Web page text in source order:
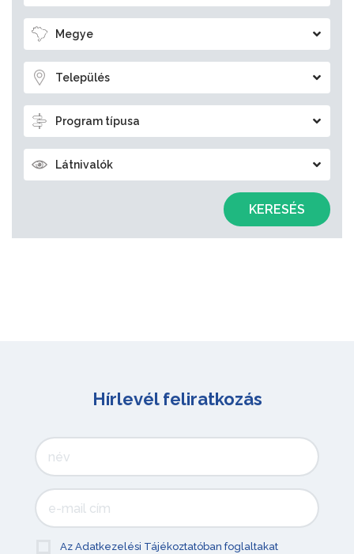
Megye
Település
Program típusa
Látnivalók
KERESÉS
Hírlevél feliratkozás
Az Adatkezelési Tájékoztatóban foglaltakat